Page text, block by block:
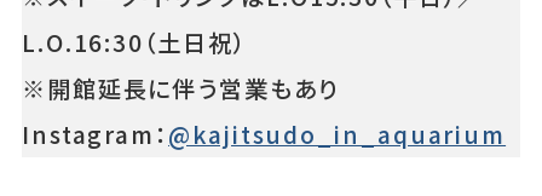
L.O.16:30（土日祝）
※開館延長に伴う営業もあり
Instagram： @kajitsudo_in_aquarium